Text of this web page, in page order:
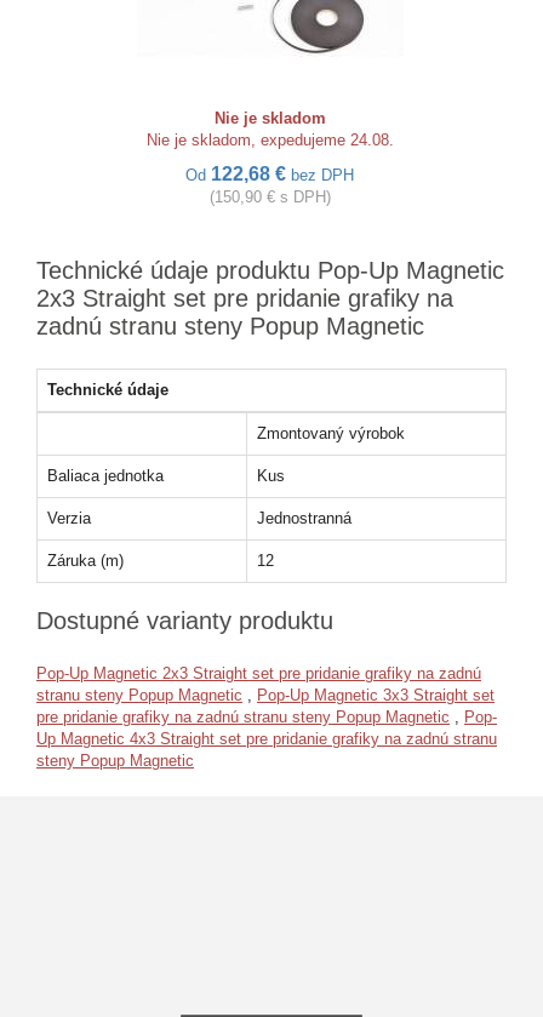
Nie je skladom
Nie je skladom, expedujeme 24.08.
Od 122,68 € bez DPH
(150,90 € s DPH)
Technické údaje produktu Pop-Up Magnetic
2x3 Straight set pre pridanie grafiky na
zadnú stranu steny Popup Magnetic
Technické údaje
Zmontovaný výrobok
Baliaca jednotka Kus
Verzia Jednostranná
Záruka (m) 12
Dostupné varianty produktu
Pop-Up Magnetic 2x3 Straight set pre pridanie grafiky na zadnú
stranu steny Popup Magnetic
Pop-Up Magnetic 3x3 Straight set
pre pridanie grafiky na zadnú stranu steny Popup Magnetic
Pop-
Up Magnetic 4x3 Straight set pre pridanie grafiky na zadnú stranu
steny Popup Magnetic